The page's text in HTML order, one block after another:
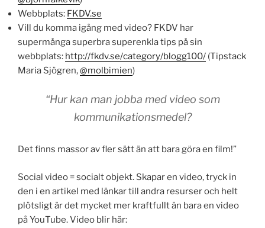
Webbplats: FKDV.se
Vill du komma igång med video? FKDV har
supermånga superbra superenkla tips på sin
webbplats: http://fkdv.se/category/blogg100/ (Tipstack
Maria Sjögren,@molbimien)
“Hur kan man jobba med video som
kommunikationsmedel?
Det finns massor av fler sätt än att bara göra en film!”
Social video = socialt objekt. Skapar en video, tryck in
den i en artikel med länkar till andra resurser och helt
plötsligt är det mycket mer kraftfullt än bara en video
på YouTube. Video blir här: